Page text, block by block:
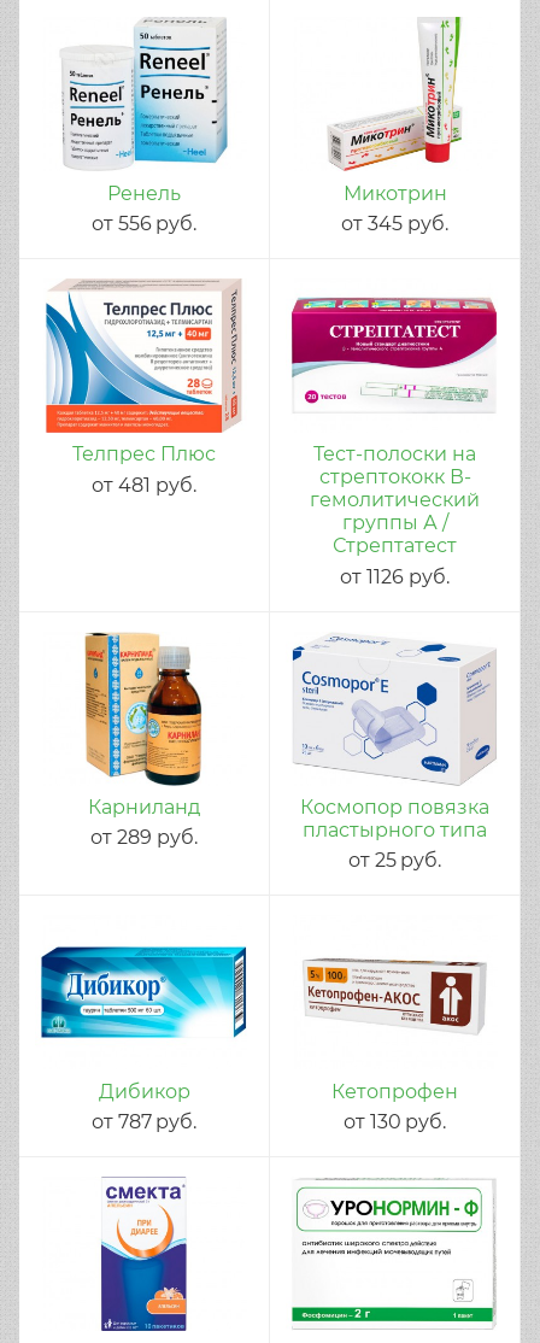
Ренель
от 556 руб.
Микотрин
от345 руб.
Телпрес Плюс
от481 руб.
Тест-полоски на
стрептококк В-
гемолитический
группы А /
Стрептатест
от1126 руб.
Карниланд
от289 руб.
Космопор повязка
пластырного типа
от 25 руб.
Дибикор
от 787 руб.
Кетопрофен
от 130 руб.